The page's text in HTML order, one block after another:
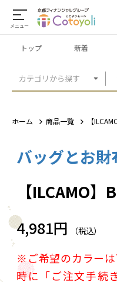
メニュー
カテゴリから探す
トップ 新着
ホーム 商品一覧 【
バッグとお財
【ILCAMO
4,981円 （税込）
※ご希望のカラー
時に「ご注文手続